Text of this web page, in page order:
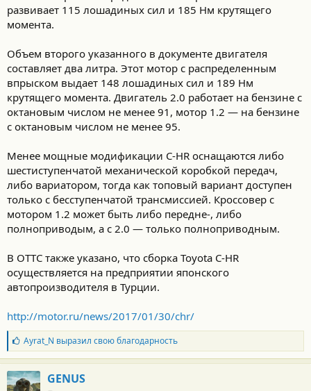
развивает 115 лошадиных сил и 185 Нм крутящего
момента.
Объем второго указанного в документе двигателя
составляет два литра. Этот мотор с распределенным
впрыском выдает 148 лошадиных сил и 189 Нм
крутящего момента. Двигатель 2.0 работает на бензине с
октановым числом не менее 91, мотор 1.2 — на бензине
с октановым числом не менее 95.
Менее мощные модификации C-HR оснащаются либо
шестиступенчатой механической коробкой передач,
либо вариатором, тогда как топовый вариант доступен
только с бесступенчатой трансмиссией. Кроссовер с
мотором 1.2 может быть либо передне-, либо
полноприводым, а с 2.0 — только полноприводным.
В ОТТС также указано, что сборка Toyota C-HR
осуществляется на предприятии японского
автопроизводителя в Турции.
http://motor.ru/news/2017/01/30/chr/
Б
л
а
г
о
Ayrat_N выразил свою благодарность
GENUS